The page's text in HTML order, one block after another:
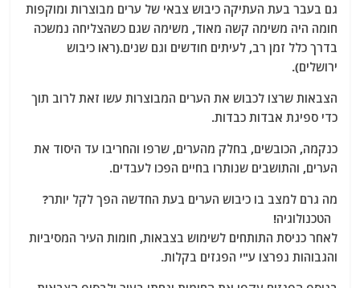
גם בעבר בעת העתיקה כיבוש צבאי של ערים מבוצרות ומוקפות
חומה היה משימה קשה מאוד, משימה שגם כשהצליחה נמשכה
בדרך כלל זמן רב, לעיתים חודשים וגם שנים.(ראו כיבוש
ירושלים).
הצבאות שרצו לכבוש את הערים המבוצרות עשו זאת לרוב תוך
כדי ספיגת אבדות כבדות.
כנקמה, הכובשים, בחלק מהערים, שרפו והחריבו עד היסוד את
הערים, והתושבים שנותרו בחיים הפכו לעבדים.
מה גרם למצב בו כיבוש הערים בעת החדשה הפך לקל יותר?
הטכנולוגיה!
לאחר כניסת התותחים לשימוש בצבאות, חומות העיר המסיביות
והגבוהות נפרצו ע"י הפגזים בקלות.